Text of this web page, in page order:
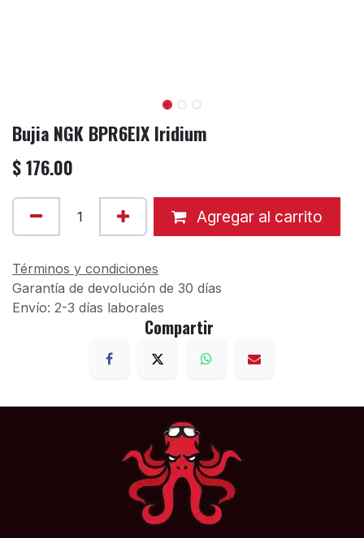
Bujia NGK BPR6EIX Iridium
$176.00
Agregar al carrito
Términos y condiciones
Garantía de devolución de 30 días
Envío: 2-3 días laborales
Compartir